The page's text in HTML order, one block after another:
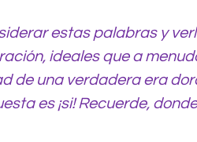
estas palabras y
ideales que a
de una verdadera era
es ¡si! Recuerde,